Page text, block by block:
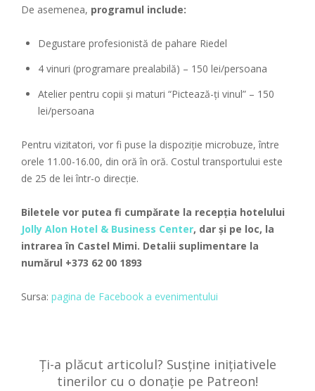
De asemenea, programul include:
Degustare profesionistă de pahare Riedel
4 vinuri (programare prealabilă) – 150 lei/persoana
Atelier pentru copii și maturi “Pictează-ți vinul” – 150
lei/persoana
Pentru vizitatori, vor fi puse la dispoziție microbuze, între
orele 11.00-16.00, din oră în oră. Costul transportului este
de 25 de lei într-o direcție.
Biletele vor putea fi cumpărate la recepția hotelului
Jolly Alon Hotel & Business Center, dar și pe loc, la
intrarea în Castel Mimi. Detalii suplimentare la
numărul +373 62 00 1893
Sursa: pagina de Facebook a evenimentului
Ți-a plăcut articolul? Susține inițiativele
tinerilor cu o donație pe Patreon!